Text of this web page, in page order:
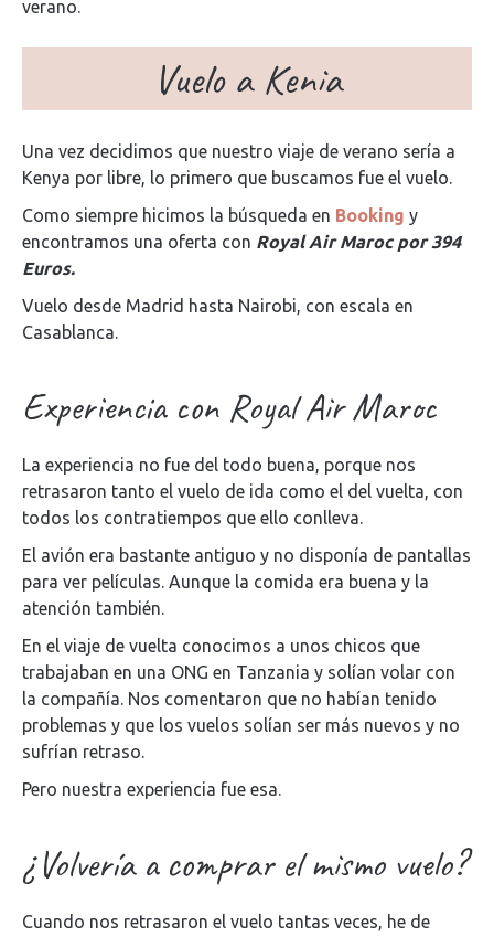
verano.
Vuelo a Kenia
Una vez decidimos que nuestro viaje de verano sería a
Kenya por libre, lo primero que buscamos fue el vuelo.
Como siempre hicimos la búsqueda en Booking y
encontramos una oferta con Royal Air Maroc por 394
Euros.
Vuelo desde Madrid hasta Nairobi, con escala en
Casablanca.
Experiencia con Royal Air Maroc
La experiencia no fue del todo buena, porque nos
retrasaron tanto el vuelo de ida como el del vuelta, con
todos los contratiempos que ello conlleva.
El avión era bastante antiguo y no disponía de pantallas
para ver películas. Aunque la comida era buena y la
atención también.
En el viaje de vuelta conocimos a unos chicos que
trabajaban en una ONG en Tanzania y solían volar con
la compañía. Nos comentaron que no habían tenido
problemas y que los vuelos solían ser más nuevos y no
sufrían retraso.
Pero nuestra experiencia fue esa.
¿Volvería a comprar el mismo vuelo?
Cuando nos retrasaron el vuelo tantas veces, he de